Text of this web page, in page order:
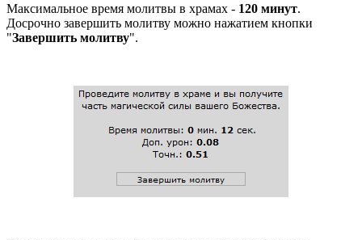
Максимальное время молитвы в храмах - 120 минут.
Досрочно завершить молитву можно нажатием кнопки
"Завершить молитву".